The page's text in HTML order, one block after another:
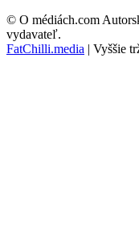
© O médiách.com
vydavateľ.
FatChilli.media | Vyššie